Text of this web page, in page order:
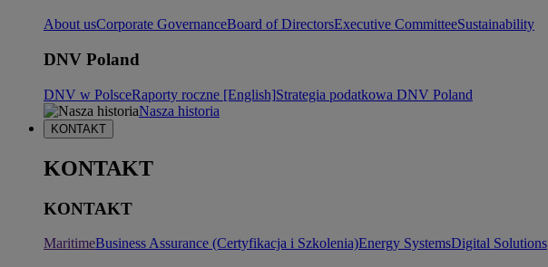
About usCorporate GovernanceBoard of DirectorsExecutive CommitteeSustainability
DNV Poland
DNV w PolsceRaporty roczne [English]Strategia podatkowa DNV Poland
Nasza historia
KONTAKT
KONTAKT
KONTAKT
MaritimeBusiness Assurance (Certyfikacja i Szkolenia)Energy SystemsDigital Solutions